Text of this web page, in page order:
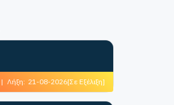
| Λήξη: 21-08-2026[Σε Εξέλιξη]